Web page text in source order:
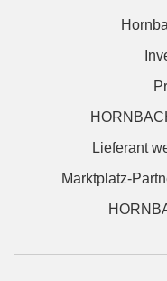
Lieferant
Marktplatz-